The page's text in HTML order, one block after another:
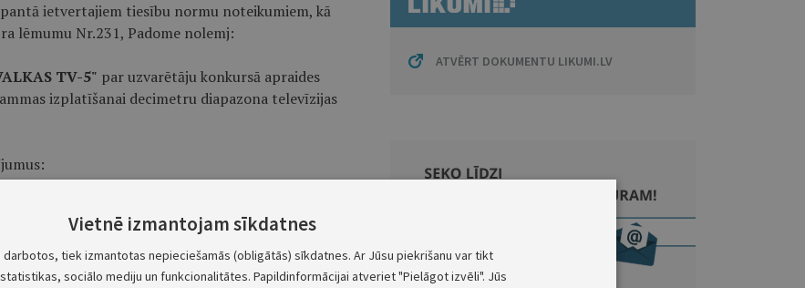
ATVĒRT DOKUMENTU LIKUMI.LV
ietvertajiem tiesību normu noteikumiem, kā
lēmumu Nr.231, Padome nolemj:
TV-5" par uzvarētāju konkursā apraides
izplatīšanai decimetru diapazona televīzijas
nomaksu apliecinoša dokumenta kopijas
iesniegšanu Padomē.
Vietnē izmantojam sīkdatnes
tiek izmantotas nepieciešamās (obligātās) sīkdatnes. Ar Jūsu piekrišanu var tikt
sociālo mediju un funkcionalitātes. Papildinformācijai atveriet "Pielāgot izvēli". Jūs